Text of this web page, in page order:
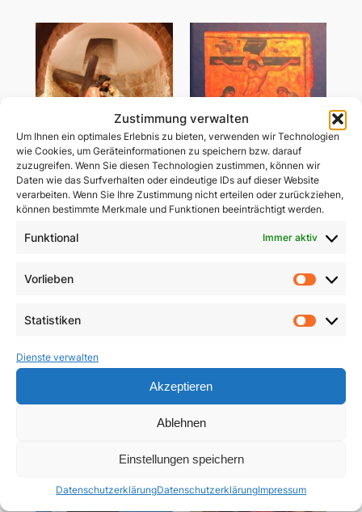
Zustimmung verwalten
Um Ihnen ein optimales Erlebnis zu bieten, verwenden wir Technologien
wie Cookies, um Geräteinformationen zu speichern bzw. darauf
zuzugreifen. Wenn Sie diesen Technologien zustimmen, können wir
Daten wie das Surfverhalten oder eindeutige IDs auf dieser Website
verarbeiten. Wenn Sie Ihre Zustimmung nicht erteilen oder zurückziehen,
können bestimmte Merkmale und Funktionen beeinträchtigt werden.
Funktional Immer aktiv
Vorlieben
Statistiken
Dienste verwalten
Akzeptieren
Ablehnen
Einstellungen speichern
DatenschutzerklärungDatenschutzerklärungImpressum
Den Kreuzweg beten
Leben aus der Fülle des